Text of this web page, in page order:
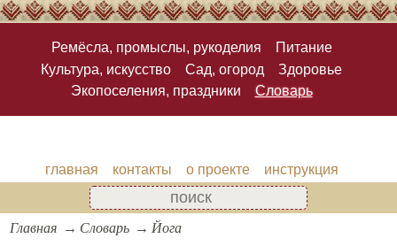
Ремёсла, промыслы, рукоделия
Питание
Культура, искусство
Сад, огород
Здоровье
Экопоселения, праздники
Словарь
главная контакты о проекте инструкция
Главная Словарь Йога